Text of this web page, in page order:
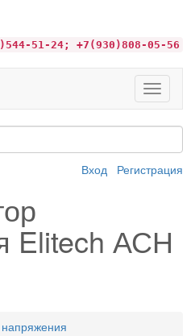
51-24; +7(930)808-05-56
Toggle
Вход Регистрация
Elitech АСН